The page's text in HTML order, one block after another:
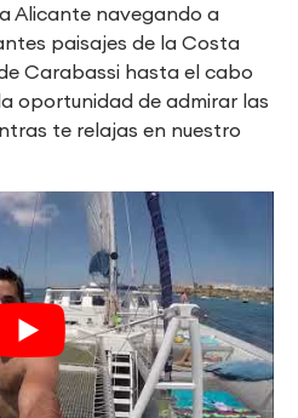
Alicante navegando a
paisajes de la Costa
Carabassi hasta el cabo
oportunidad de admirar las
te relajas en nuestro